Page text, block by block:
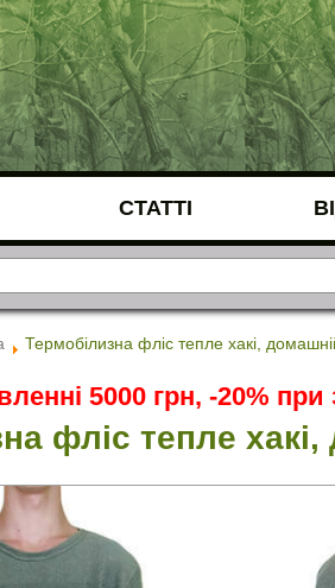
СТАТТІ
Термобілизна фліс тепле хакі,
5000 грн, -20% при
фліс тепле